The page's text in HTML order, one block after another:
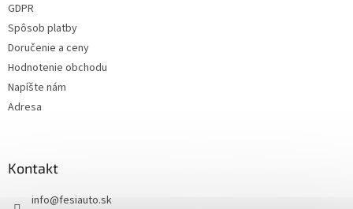
GDPR
Spôsob platby
Doručenie a ceny
Hodnotenie obchodu
Napíšte nám
Adresa
Kontakt
info@fesiauto.sk